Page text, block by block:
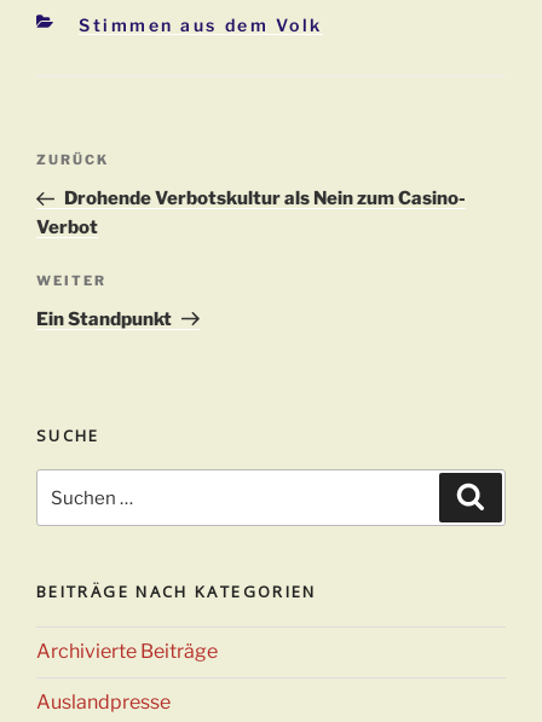
Kategorien
Stimmen aus dem Volk
Beitragsnavigation
Vorheriger
Beitrag
ZURÜCK
Drohende Verbotskultur als Nein zum Casino-
Verbot
Nächster
Beitrag
WEITER
Ein Standpunkt
SUCHE
nach:
BEITRÄGE NACH KATEGORIEN
Archivierte Beiträge
Auslandpresse